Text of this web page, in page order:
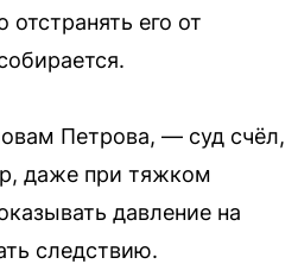
отстранять его от
Петрова, — суд счёл,
даже при тяжком
давление на
следствию.